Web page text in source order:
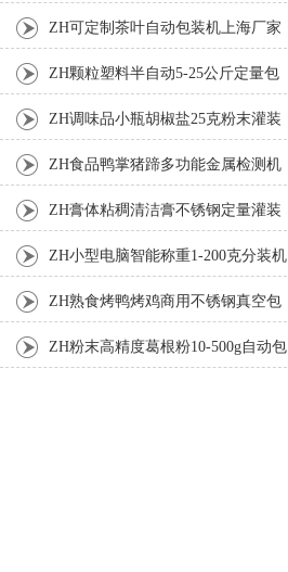
厂家 ZH可定制茶叶自动包装机上海厂家
ZH颗粒塑料半自动5-25公斤定量包
装机 ZH调味品小瓶胡椒盐25克粉末灌装
ZH食品鸭掌猪蹄多功能金属检测机
ZH膏体粘稠清洁膏不锈钢定量灌装
机厂家 ZH小型电脑智能称重1-200克分装机
ZH熟食烤鸭烤鸡商用不锈钢真空包
装机 ZH粉末高精度葛根粉10-500g自动包